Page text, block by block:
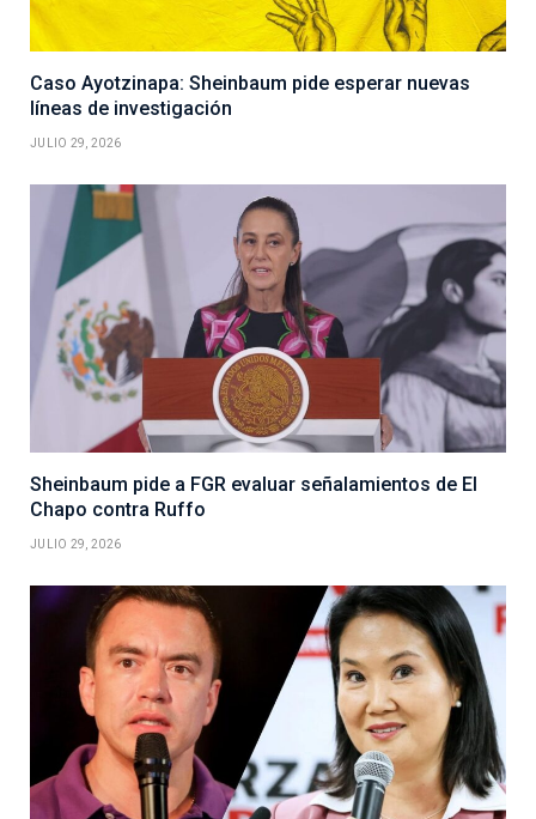
Caso Ayotzinapa: Sheinbaum pide esperar nuevas
líneas de investigación
JULIO 29, 2026
Sheinbaum pide a FGR evaluar señalamientos de El
Chapo contra Ruffo
JULIO 29, 2026